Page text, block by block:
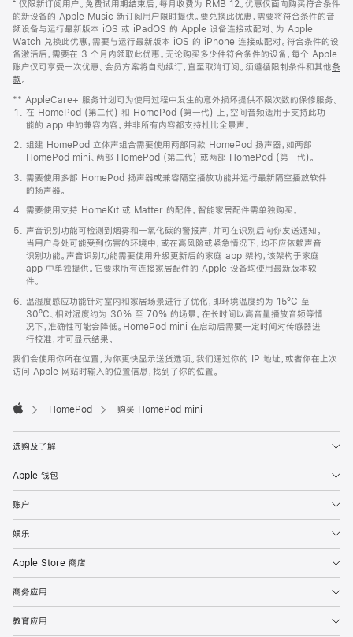
页
脚
⁺ 仅限新订阅用户。免费试用期结束后，每月收费为 RMB 12。优惠仅面向购买符合条件
的新设备的 Apple Music 新订阅用户限时提供。要兑换此优惠，需要将符合条件的音
频设备与运行最新版本 iOS 或 iPadOS 的 Apple 设备连接或配对。为 Apple
Watch 兑换此优惠，需要与运行最新版本 iOS 的 iPhone 连接或配对。符合条件的设
备激活后，需要在 3 个月内领取此优惠。无论购买多少件符合条件的设备，每个 Apple
账户仅可享受一次优惠。会员方案将自动续订，直至取消订阅。须遵循限制条件和其他条
款。
窗
口
中
打
开)
** AppleCare+ 服务计划可为使用过程中发生的意外损坏提供不限次数的保修服务。
在 HomePod (第二代) 和 HomePod (第一代) 上，空间音频适用于支持此功
能的 app 中的兼容内容。并非所有内容都支持杜比全景声。
组建 HomePod 立体声组合需要使用两部同款 HomePod 扬声器，如两部
HomePod mini、两部 HomePod (第二代) 或两部 HomePod (第一代)。
需要使用多部 HomePod 扬声器或兼容隔空播放功能并运行最新隔空播放软件
的扬声器。
需要使用支持 HomeKit 或 Matter 的配件。智能家居配件需单独购买。
声音识别功能可检测到烟雾和一氧化碳的警报声，并可在识别后向你发送通知。
当用户身处可能受到伤害的环境中，或在高风险或紧急情况下，均不应依赖声音
识别功能。声音识别功能需要使用升级更新后的家庭 app 架构，该架构于家庭
app 中单独提供。它要求所有连接家居配件的 Apple 设备均使用最新版本软
件。
温湿度感应功能针对室内和家居场景进行了优化，即环境温度约为 15ºC 至
30ºC、相对湿度约为 30% 至 70% 的场景。在长时间以高音量播放音频等情
况下，准确性可能会降低。HomePod mini 在启动后需要一定时间对传感器进
行校准，才可显示结果。
我们会使用你所在位置，为你更快显示送货选项。我们通过你的 IP 地址，或者你在上次
访问 Apple 网站时输入的位置信息，找到了你的位置。
HomePod 购买 HomePod mini
选购及了解
Apple 钱包
账户
娱乐
Apple Store 商店
商务应用
教育应用